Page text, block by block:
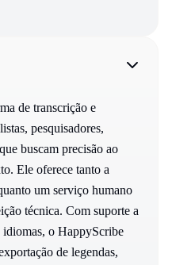
de transcrição e
pesquisadores,
buscam precisão ao
Ele oferece tanto a
um serviço humano
técnica. Com suporte a
o HappyScribe
de legendas,